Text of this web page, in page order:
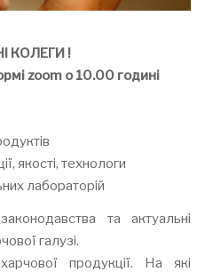
КОЛЕГИ !
zoom о 10.00 годині
якості, технологи
лабораторій
та актуальні
галузі.
продукції. На які